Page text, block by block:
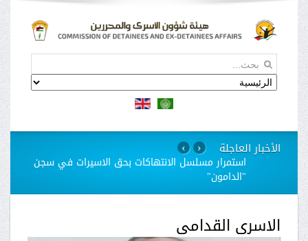
الأخبار العاجلة
استمرار مسلسل الانتهاكات بحق الاسيرات في سجن
"الدامون"
› ‹
الاسرى القدامى